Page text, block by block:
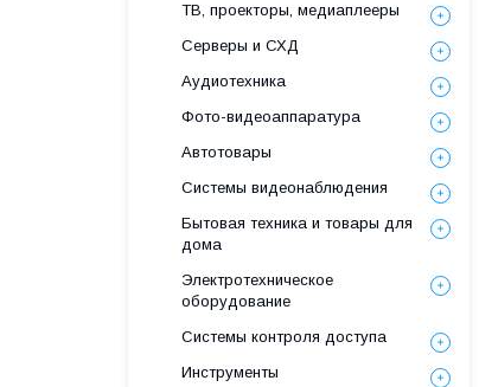
ТВ, проекторы, медиаплееры
Серверы и СХД
Аудиотехника
Фото-видеоаппаратура
Автотовары
Системы видеонаблюдения
Бытовая техника и товары для
дома
Электротехническое
оборудование
Системы контроля доступа
Инструменты